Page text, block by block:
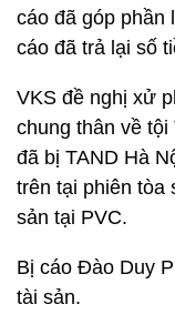
cáo đã góp phần
cáo đã trả lại số
VKS đề nghị xử
chung thân về
đã bị TAND Hà
trên tại phiên tòa
sản tại PVC.
Bị cáo Đào Duy
tài sản.